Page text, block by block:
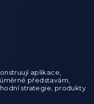
aplikace,
představám,
strategie, produkty